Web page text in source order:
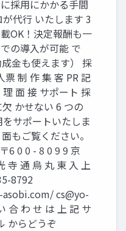
採用にかかる手間
代行 いたします 3
OK！決定報酬も一
の導入が可能 で
金も使えます） 採
票 制 作 集 客 PR 記
面 接 サポート 採
かせない 6 つの
サポートいたしま
もご覧ください。
6 0 0 - 8 0 9 9 京
寺 通 烏 丸 東 入 上
8792
cs@yo-
合 わ せ は 上 記 サ
からどうぞ